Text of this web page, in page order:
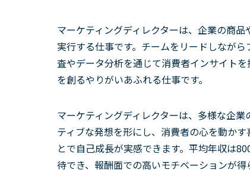
マーケティングディレクターは、企業の商
実行する仕事です。チームをリードしなが
査やデータ分析を通じて消費者インサイト
を創るやりがいあふれる仕事です。
マーケティングディレクターは、多様な企
ティブな発想を形にし、消費者の心を動か
とで自己成長が実感できます。平均年収は
待でき、報酬面での高いモチベーションが